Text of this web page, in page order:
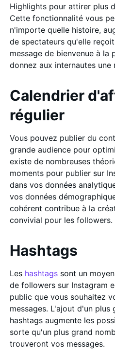
Highlights pour attirer plus
Cette fonctionnalité vous
n'importe quelle histoire,
de spectateurs qu'elle
message de bienvenue à
donnez aux internautes une
Calendrier
régulier
Vous pouvez publier du
grande audience pour
existe de nombreuses
moments pour publier sur
dans vos données
vos données
cohérent contribue à la
convivial pour les followers.
Hashtags
Les hashtags sont un
de followers sur Instagram
public que vous souhaitez
messages. L'ajout d'un plus
hashtags augmente les
sorte qu'un plus grand
trouveront vos messages.